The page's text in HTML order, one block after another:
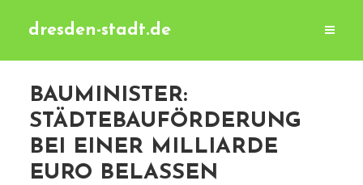
dresden-stadt.de
BAUMINISTER:
STÄDTEBAUFÖRDERUNG
BEI EINER MILLIARDE
EURO BELASSEN